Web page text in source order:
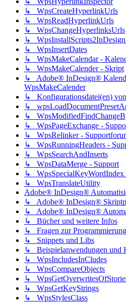
↳ WpsCreateHyperlinkUrls
↳ WpsReadHyperlinkUrls
↳ WpsChangeHyperlinksUrls
↳
↳ WpsInsertDates
↳ WpsMakeCalendar -
↳ WpsMakeCalender - Skript
↳ Adobe® InDesign®
WpsMakeCalender
↳ Konfigurationsdatei(en)
↳
↳
↳ WpsPageExchange -
↳ WpsRelinker -
↳ WpsRunningHeaders -
↳ WpsSearchAndInserts
↳ WpsDataMerge - Support
↳ WpsSpecialKeyWordIndex
↳ WpsTranslateUtility
Adobe® InDesign®
↳ Adobe® InDesign®
↳ Adobe® InDesign®
↳ Bücher und weitere Infos
↳ Fragen zur Programmierung
↳ Snippets und Libs
↳ Beispielanwendungen und
↳ WpsIncludesInCludes
↳ WpsCompareObjects
↳
↳ WpsGetKeyStrings
↳ WpsStylesClass